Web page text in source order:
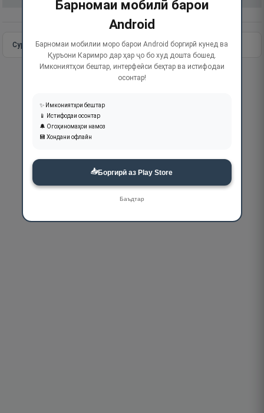
Сураи пурра Идома додан
Барномаи мобилӣ барои
Android
Барномаи мобилии моро барои Android боргирӣ кунед ва
Қуръони Каримро дар ҳар ҷо бо худ дошта бошед.
Имкониятҳои бештар, интерфейси беҳтар ва истифодаи
осонтар!
✨ Имкониятҳои бештар
📱 Истифодаи осонтар
🔔 Огоҳиномаҳои намоз
💾 Хондани офлайн
📥Боргирӣ аз Play Store
Баъдтар